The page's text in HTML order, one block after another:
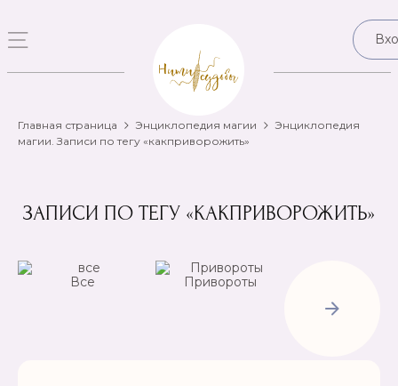
Главная страница Энциклопедия магии
Энциклопедия
магии. Записи по тегу «какприворожить»
ЗАПИСИ ПО ТЕГУ «КАКПРИВОРОЖИТЬ»
Все
Привороты
Рассорки